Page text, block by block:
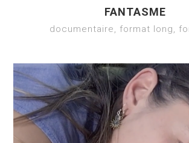
FANTASME
documentaire, format long,